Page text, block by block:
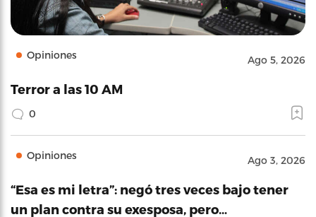
Opiniones Ago 5, 2026
Terror a las 10 AM
0
Opiniones Ago 3, 2026
“Esa es mi letra”: negó tres veces bajo tener
un plan contra su exesposa, pero…